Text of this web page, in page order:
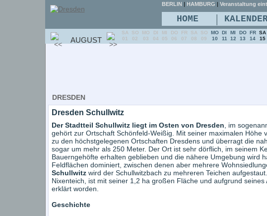
DRESDEN
Dresden Schullwitz
Der Stadtteil Schullwitz liegt im Osten von Dresden , im
gehört zur Ortschaft Schönfeld-Weißig. Mit seiner maximalen Höhe
zu den höchstgelegenen Ortschaften Dresdens und überragt die
sogar um mehr als 250 Meter. Der Ort ist sehr dörflich, im seinem
Bauerngehöfte erhalten geblieben und die nähere Umgebung wird
Feldflächen dominiert, zwischen denen aber mehrere
Schullwitzwird der Schullwitzbach zu mehreren Teichen
Nixenteich, ist mit seiner 1,2 ha großen Fläche und aufgrund
erklärt worden.
Geschichte
BERLIN | HAMBURG | Veranstaltung
HOME |
AUGUST
SA
01
SO
02
MO
03
DI
04
MI
05
DO
06
FR
07
SA
08
SO
09
MO
10
DI
11
MI
12
DO
13
FR
14
SA
15